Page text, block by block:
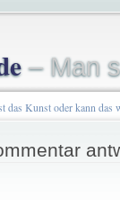
– Man
das Kunst oder kann das